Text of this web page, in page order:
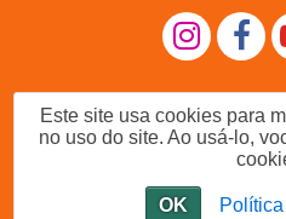
Este site usa cookies para
no uso do site. Ao usá-lo,
OK